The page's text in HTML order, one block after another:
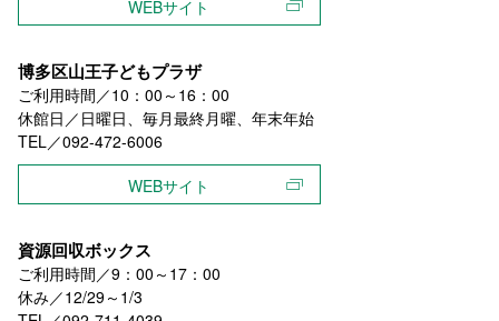
WEBサイト
博多区山王子どもプラザ
ご利用時間／10：00～16：00
休館日／日曜日、毎月最終月曜、年末年始
TEL／092-472-6006
WEBサイト
資源回収ボックス
ご利用時間／9：00～17：00
休み／12/29～1/3